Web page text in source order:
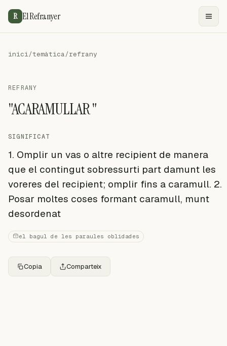
R El Refranyer
inici/temàtica/refrany
REFRANY
"ACARAMULLAR "
SIGNIFICAT
1. Omplir un vas o altre recipient de manera
que el contingut sobressurti part damunt les
voreres del recipient; omplir fins a caramull. 2.
Posar moltes coses formant caramull, munt
desordenat
el bagul de les paraules oblidades
Copia Comparteix